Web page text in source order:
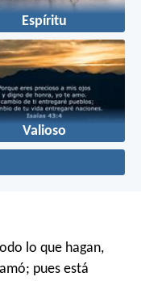
Espíritu
Valioso
lo que hagan,
pues está